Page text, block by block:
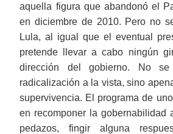
aquella figura que abandonó el
en diciembre de 2010. Pero no
Lula, al igual que el eventual
pretende llevar a cabo ningún
dirección del gobierno. No se
radicalización a la vista, sino
supervivencia. El programa de
en recomponer la gobernabilidad
pedazos, fingir alguna